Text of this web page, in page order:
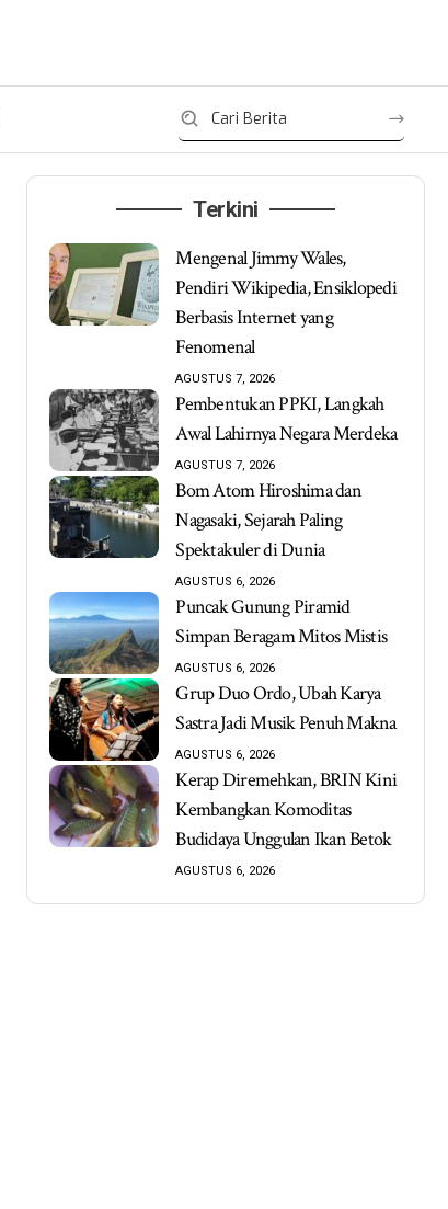
Terkini
Mengenal Jimmy Wales,
Pendiri Wikipedia, Ensiklopedi
Berbasis Internet yang
Fenomenal
AGUSTUS 7, 2026
Pembentukan PPKI, Langkah
Awal Lahirnya Negara Merdeka
AGUSTUS 7, 2026
Bom Atom Hiroshima dan
Nagasaki, Sejarah Paling
Spektakuler di Dunia
AGUSTUS 6, 2026
Puncak Gunung Piramid
Simpan Beragam Mitos Mistis
AGUSTUS 6, 2026
Grup Duo Ordo, Ubah Karya
Sastra Jadi Musik Penuh Makna
AGUSTUS 6, 2026
Kerap Diremehkan, BRIN Kini
Kembangkan Komoditas
Budidaya Unggulan Ikan Betok
AGUSTUS 6, 2026